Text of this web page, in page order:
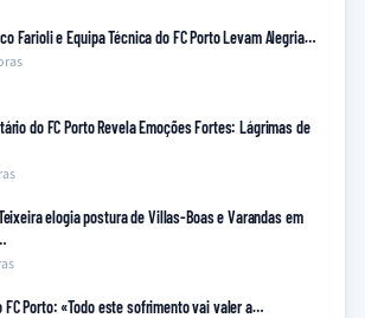
Farioli e Equipa Técnica do FC Porto Levam Alegria…
do FC Porto Revela Emoções Fortes: Lágrimas de
elogia postura de Villas-Boas e Varandas em
FC Porto: «Todo este sofrimento vai valer a…